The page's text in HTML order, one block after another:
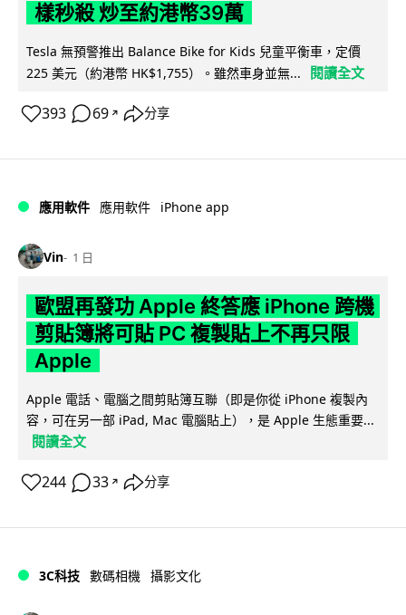
樣秒殺 炒至約港幣39萬
Tesla 無預警推出 Balance Bike for Kids 兒童平衡車，定價
225 美元（約港幣 HK$1,755）。雖然車身並無...
閱讀全文
393 69 ↗ 分享
應用軟件 應用軟件 iPhone app
Vin 1 日
歐盟再發功 Apple 終答應 iPhone 跨機
剪貼簿將可貼 PC 複製貼上不再只限
Apple
Apple 電話、電腦之間剪貼簿互聯（即是你從 iPhone 複製內
容，可在另一部 iPad, Mac 電腦貼上），是 Apple 生態重要...
閱讀全文
244 33 ↗ 分享
3C科技 數碼相機 攝影文化